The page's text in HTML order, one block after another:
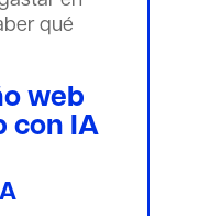
qué
web
con IA